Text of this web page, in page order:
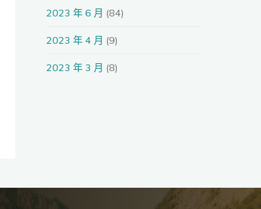
2023 年 6 月 (84)
2023 年 4 月 (9)
2023 年 3 月 (8)